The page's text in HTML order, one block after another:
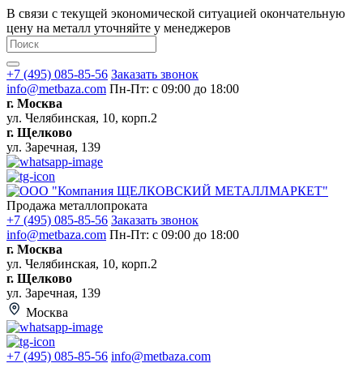
В связи с текущей экономической ситуацией окончательную
цену на металл уточняйте у менеджеров
+7 (495) 085-85-56 Заказать звонок
info@metbaza.com Пн-Пт: с 09:00 до 18:00
г. Москва
ул. Челябинская, 10, корп.2
г. Щелково
ул. Заречная, 139
Продажа металлопроката
+7 (495) 085-85-56 Заказать звонок
info@metbaza.com Пн-Пт: с 09:00 до 18:00
г. Москва
ул. Челябинская, 10, корп.2
г. Щелково
ул. Заречная, 139
Москва
+7 (495) 085-85-56 info@metbaza.com